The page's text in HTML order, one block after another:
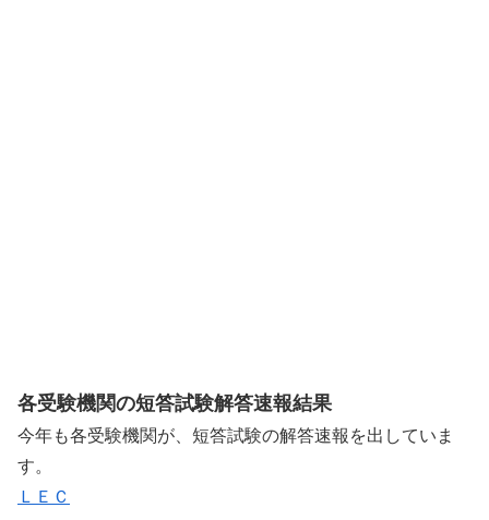
各受験機関の短答試験解答速報結果
今年も各受験機関が、短答試験の解答速報を出していま
す。
ＬＥＣ